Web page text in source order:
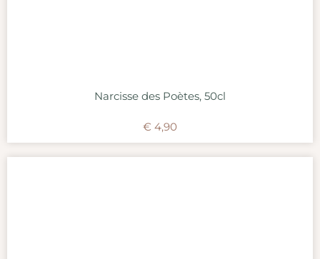
Narcisse des Poètes, 50cl
€ 4,90